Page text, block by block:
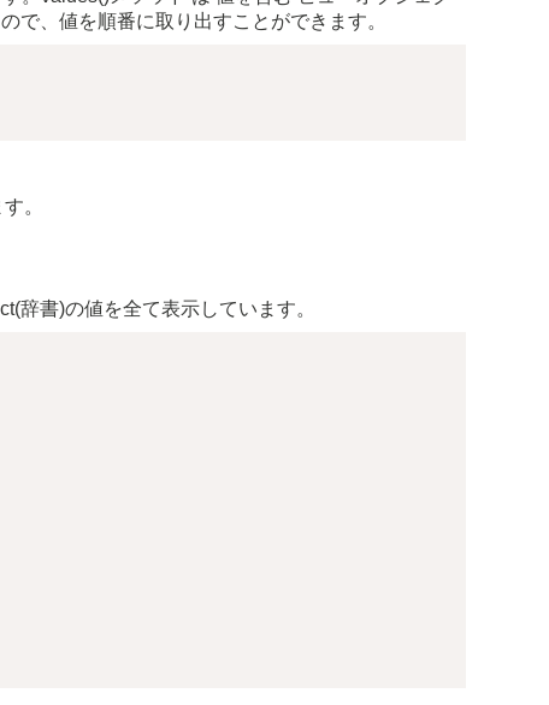
で、値を順番に取り出すことができます。
。
辞書)の値を全て表示しています。